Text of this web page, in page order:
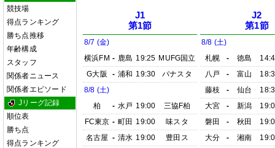
競技場
得点ランキング
勝ち点推移
年齢構成
スタッフ
関係者ニュース
関係者エピソード
Jリーグ記録
順位表
勝ち点
得点ランキング
J1
第1節
8/7 (金)
横浜FM - 鹿島 19:25 MUFG国立
G大阪
- 浦和 19:30
パナスタ
8/8 (土)
柏
- 水戸 19:00
三協F柏
FC東京 - 町田 19:00
味スタ
名古屋 - 清水 19:00
豊田ス
J2
第1節
8/8 (土)
札幌
- 徳島
八戸
- 富山
藤枝
- 仙台
大宮
- 新潟
磐田
- 秋田
大分
- 湘南